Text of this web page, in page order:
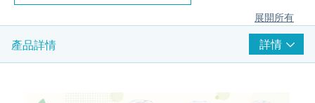
展開所有
產品詳情 詳情